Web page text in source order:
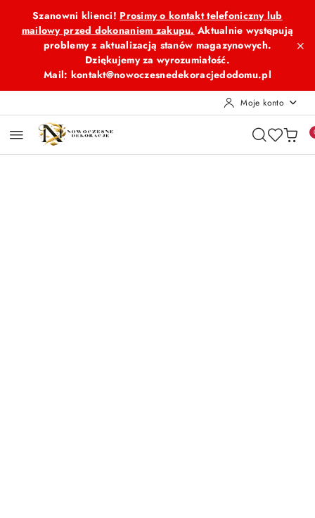
Przejdź do treści głównej
Przejdź do wyszukiwarki
Przejdź do moje konto
Przejdź do menu głównego
Przejdź do opisu produktu
Przejdź do stopki
Szanowni klienci! Prosimy o kontakt telefoniczny lub
mailowy przed dokonaniem zakupu. Aktualnie występują
problemy z aktualizacją stanów magazynowych.
Dziękujemy za wyrozumiałość.
Mail: kontakt@nowoczesnedekoracjedodomu.pl
Moje konto